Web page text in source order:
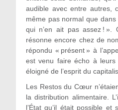
audible avec entre autres,
même pas normal que
qui n’en ait pas assez ! ».
résonne encore chez de
répondu « présent » à
est venu faire écho à leurs
éloigné de l’esprit du
Les Restos du Cœur
la distribution alimentaire.
l’État qu’il était possible et